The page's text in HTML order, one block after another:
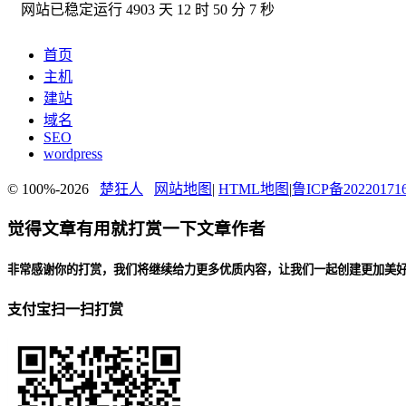
网站已稳定运行 4903 天 12 时 50 分 8 秒
首页
主机
建站
域名
SEO
wordpress
© 100%-2026 楚狂人 网站地图 | HTML地图 |鲁ICP备
觉得文章有用就打赏一下文章作者
非常感谢你的打赏，我们将继续给力更多优质内容，让我们一起创建更加美好
支付宝扫一扫打赏